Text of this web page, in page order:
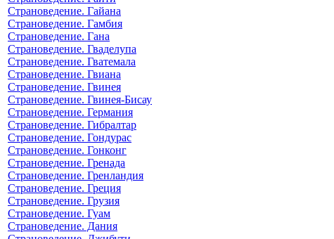
Страноведение. Гайана
Страноведение. Гамбия
Страноведение. Гана
Страноведение. Гваделупа
Страноведение. Гватемала
Страноведение. Гвиана
Страноведение. Гвинея
Страноведение. Гвинея-Бисау
Страноведение. Германия
Страноведение. Гибралтар
Страноведение. Гондурас
Страноведение. Гонконг
Страноведение. Гренада
Страноведение. Гренландия
Страноведение. Греция
Страноведение. Грузия
Страноведение. Гуам
Страноведение. Дания